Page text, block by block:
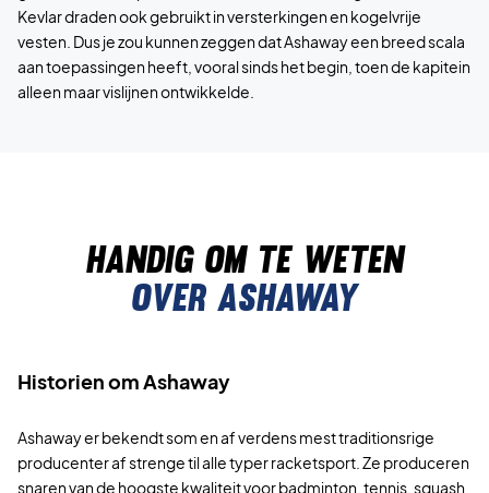
Kevlar draden ook gebruikt in versterkingen en kogelvrije
vesten. Dus je zou kunnen zeggen dat Ashaway een breed scala
aan toepassingen heeft, vooral sinds het begin, toen de kapitein
alleen maar vislijnen ontwikkelde.
Handig om te weten
Over Ashaway
Historien om Ashaway
Ashaway er bekendt som en af verdens mest traditionsrige
producenter af strenge til alle typer racketsport. Ze produceren
snaren van de hoogste kwaliteit voor badminton, tennis, squash